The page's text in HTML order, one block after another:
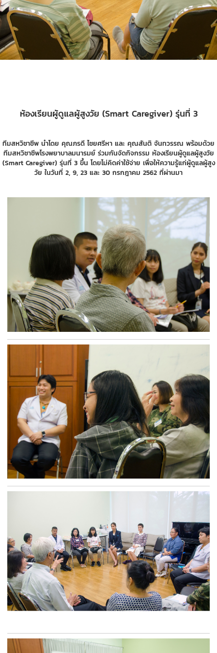
ห้องเรียนผู้ดูแลผู้สูงวัย (Smart Caregiver) รุ่นที่ 3
ทีมสหวิชาชีพ นำโดย คุณภรดี ไชยศรีหา และ คุณสันติ จันทวรรณ พร้อมด้วย
ทีมสหวิชาชีพโรงพยาบาลมนารมย์ ร่วมกันจัดกิจกรรม ห้องเรียนผู้ดูแลผู้สูงวัย
(Smart Caregiver) รุ่นที่ 3 ขึ้น โดยไม่คิดค่าใช้จ่าย เพื่อให้ความรู้แก่ผู้ดูแลผู้สูง
วัย ในวันที่ 2, 9, 23 และ 30 กรกฎาคม 2562 ที่ผ่านมา